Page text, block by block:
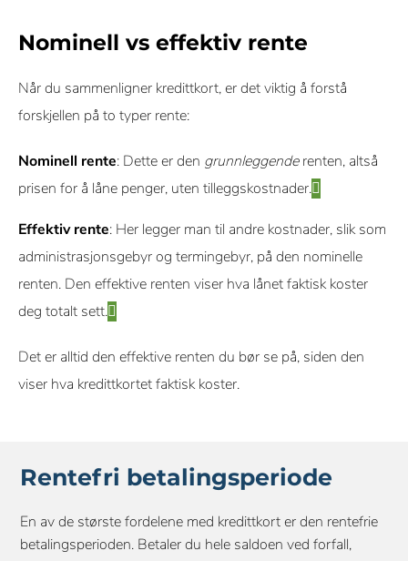
Nominell vs effektiv rente
Når du sammenligner kredittkort, er det viktig å forstå
forskjellen på to typer rente:
Nominell rente: Dette er den grunnleggenderenten, altså
prisen for å låne penger, uten tilleggskostnader.
Effektiv rente: Her legger man til andre kostnader, slik som
administrasjonsgebyr og termingebyr, på den nominelle
renten. Den effektive renten viser hva lånet faktisk koster
deg totalt sett.
Det er alltid den effektive renten du bør se på, siden den
viser hva kredittkortet faktisk koster.
Rentefri betalingsperiode
En av de største fordelene med kredittkort er den rentefrie
betalingsperioden. Betaler du hele saldoen ved forfall,